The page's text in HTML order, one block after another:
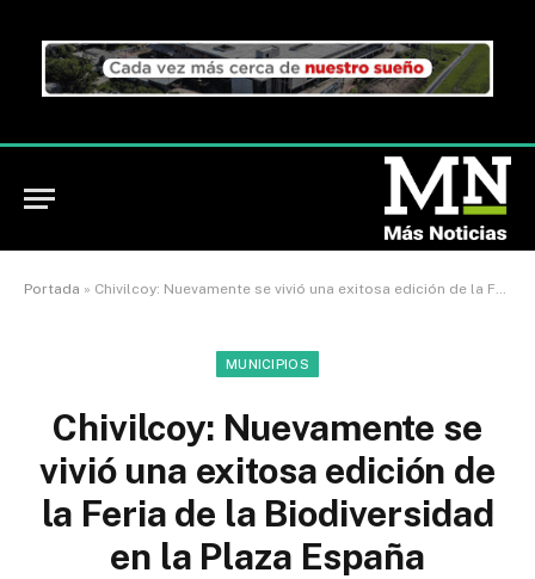
Portada » Chivilcoy: Nuevamente se vivió una exitosa edición de la Feria de la Biodiversidad en la Plaza España
MUNICIPIOS
Chivilcoy: Nuevamente se
vivió una exitosa edición de
la Feria de la Biodiversidad
en la Plaza España